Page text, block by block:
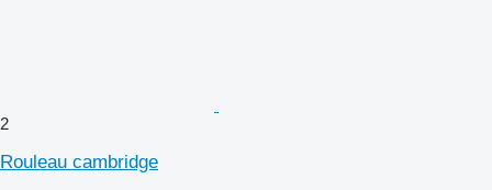
2
Rouleau cambridge